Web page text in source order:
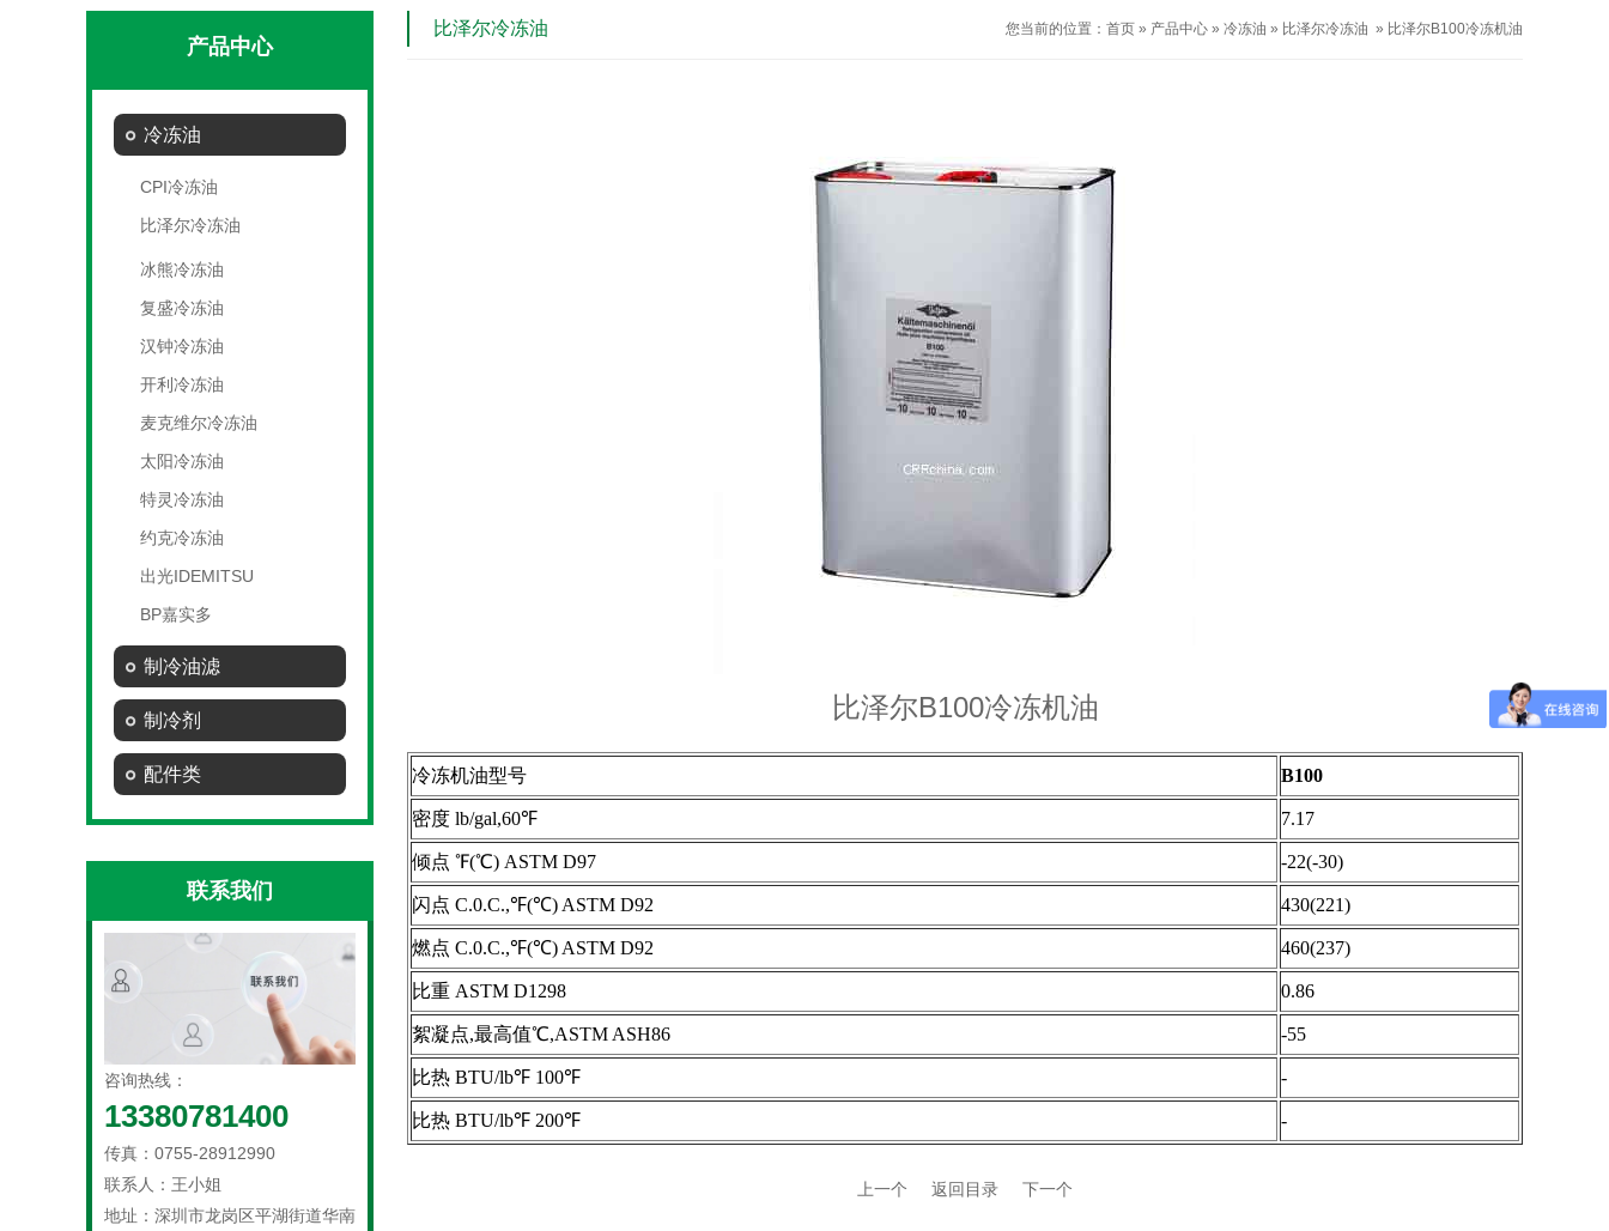
产品中心
冷冻油
CPI冷冻油
比泽尔冷冻油
冰熊冷冻油
复盛冷冻油
汉钟冷冻油
开利冷冻油
麦克维尔冷冻油
太阳冷冻油
特灵冷冻油
约克冷冻油
出光IDEMITSU
BP嘉实多
制冷油滤
制冷剂
配件类
联系我们
咨询热线：
13380781400
传真：0755-28912990
联系人：王小姐
地址：深圳市龙岗区平湖街道华南
比泽尔冷冻油 您当前的位置： 首页 » 产品中心 » 冷冻油 » 比泽尔冷冻油 » 比泽尔B100冷冻机油
比泽尔B100冷冻机油
冷冻机油型号 B100
密度 lb/gal,60℉ 7.17
倾点 ℉(℃) ASTM D97 -22(-30)
闪点 C.0.C.,℉(℃) ASTM D92 430(221)
燃点 C.0.C.,℉(℃) ASTM D92 460(237)
比重 ASTM D1298 0.86
絮凝点,最高值℃,ASTM ASH86 -55
比热 BTU/lb℉ 100℉ -
比热 BTU/lb℉ 200℉ -
上一个 返回目录 下一个